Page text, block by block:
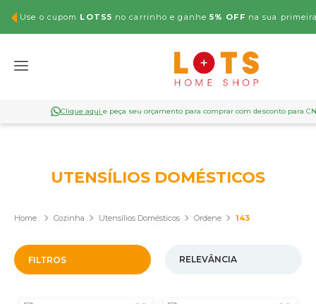
Use o cupom LOTS5 no carrinho e ganhe5% OFF na sua
Clique aqui e peça seu orçamento para comprar com desconto para
UTENSÍLIOS DOMÉSTICOS
Cozinha Utensílios Domésticos Ordene 143
FILTROS